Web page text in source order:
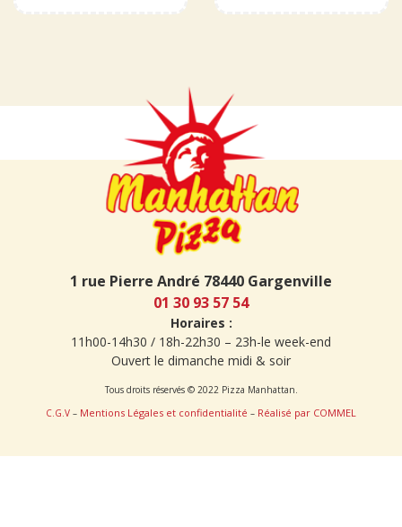
1 rue Pierre André 78440 Gargenville
01 30 93 57 54
Horaires :
11h00-14h30 / 18h-22h30 – 23h-le week-end
Ouvert le dimanche midi & soir
Tous droits réservés © 2022 Pizza Manhattan.
C.G.V – Mentions Légales et confidentialité – Réalisé par COMMEL